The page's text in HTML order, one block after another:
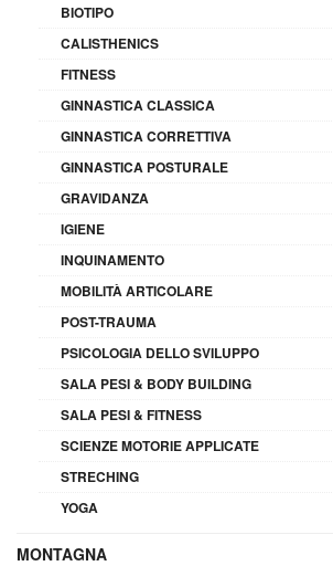
BIOTIPO
CALISTHENICS
FITNESS
GINNASTICA CLASSICA
GINNASTICA CORRETTIVA
GINNASTICA POSTURALE
GRAVIDANZA
IGIENE
INQUINAMENTO
MOBILITÀ ARTICOLARE
POST-TRAUMA
PSICOLOGIA DELLO SVILUPPO
SALA PESI & BODY BUILDING
SALA PESI & FITNESS
SCIENZE MOTORIE APPLICATE
STRECHING
YOGA
MONTAGNA